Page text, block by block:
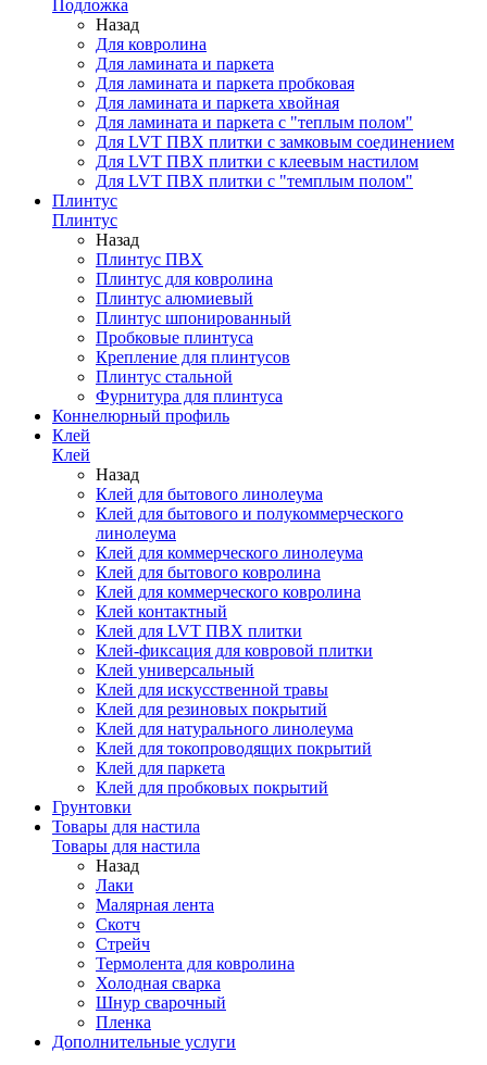
Подложка
Назад
Для ковролина
Для ламината и паркета
Для ламината и паркета пробковая
Для ламината и паркета хвойная
Для ламината и паркета с "теплым полом"
Для LVT ПВХ плитки с замковым соединением
Для LVT ПВХ плитки с клеевым настилом
Для LVT ПВХ плитки с "темплым полом"
Плинтус
Плинтус
Назад
Плинтус ПВХ
Плинтус для ковролина
Плинтус алюмиевый
Плинтус шпонированный
Пробковые плинтуса
Крепление для плинтусов
Плинтус стальной
Фурнитура для плинтуса
Коннелюрный профиль
Клей
Клей
Назад
Клей для бытового линолеума
Клей для бытового и полукоммерческого
линолеума
Клей для коммерческого линолеума
Клей для бытового ковролина
Клей для коммерческого ковролина
Клей контактный
Клей для LVT ПВХ плитки
Клей-фиксация для ковровой плитки
Клей универсальный
Клей для искусственной травы
Клей для резиновых покрытий
Клей для натурального линолеума
Клей для токопроводящих покрытий
Клей для паркета
Клей для пробковых покрытий
Грунтовки
Товары для настила
Товары для настила
Назад
Лаки
Малярная лента
Скотч
Стрейч
Термолента для ковролина
Холодная сварка
Шнур сварочный
Пленка
Дополнительные услуги